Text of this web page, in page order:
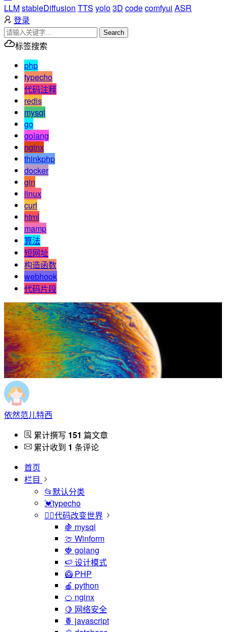
LLMstableDiffusion TTS yolo3D codecomfyui ASR
登录
Search
标签搜索
php
typecho
代码注释
redis
mysql
go
golang
nginx
thinkphp
docker
gin
linux
curl
html
mamp
算法
短网址
构造函数
webhook
代码片段
依然范儿特西
累计撰写 151 篇文章
累计收到 1 条评论
首页
栏目
📂默认分类
💓typecho
🏳️‍🌈代码改变世界
🍇 mysql
🍈 Winform
🍓 golang
🍉 设计模式
🥝 PHP
🍎 python
🍊 nginx
🍋 网络安全
🍍 javascript